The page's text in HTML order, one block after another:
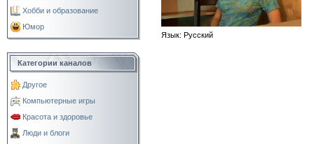
Хобби и образование
Юмор
Категории каналов
Другое
Компьютерные игры
Красота и здоровье
Люди и блоги
Язык: Русский